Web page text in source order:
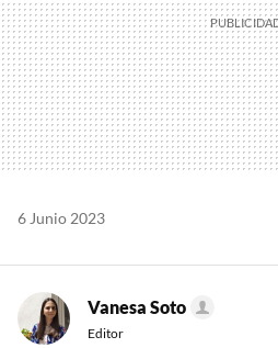
6 Junio 2023
Vanesa Soto
Editor